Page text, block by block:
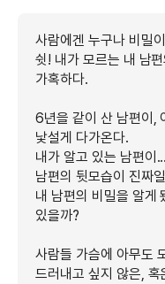
사람에겐 누구나 비밀
쉿! 내가 모르는 내 남
가혹하다.
6년을 같이 산 남편이,
낯설게 다가온다.
내가 알고 있는 남편이
남편의 뒷모습이 진짜
내 남편의 비밀을 알게
있을까?
사람들 가슴에 아무도
드러내고 싶지 않은,